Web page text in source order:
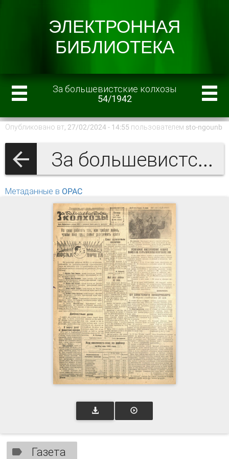
За большевистские колхозы
54/1942
Опубликовано вт, 27/02/2024 - 14:55 пользователем sto-ngounb
За большевистские колхозы 1942 г.
Метаданные в OPAC
Газета